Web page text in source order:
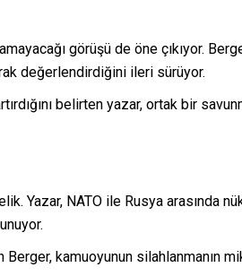
görüşü de öne çıkıyor.
değerlendirdiğini ileri sürüyor.
belirten yazar, ortak bir
Yazar, NATO ile Rusya arasında
kamuoyunun silahlanmanın